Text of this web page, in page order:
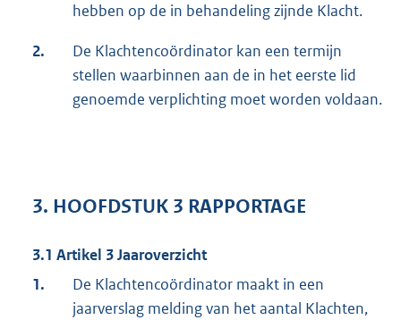
hebben op de in behandeling zijnde Klacht.
2.
De Klachtencoördinator kan een termijn
stellen waarbinnen aan de in het eerste lid
genoemde verplichting moet worden voldaan.
3. HOOFDSTUK 3 RAPPORTAGE
3.1 Artikel 3 Jaaroverzicht
1.
De Klachtencoördinator maakt in een
jaarverslag melding van het aantal Klachten,